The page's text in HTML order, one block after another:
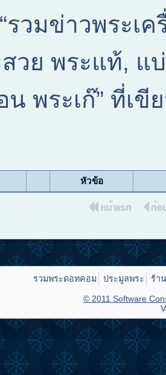
รวมข่าวพระเ
วย พระแท้, แ
น พระเก๊” ที่เ
หัวข้อ
รวมพระดอทคอม ประมูลพระ ร้า
© 2011 Software